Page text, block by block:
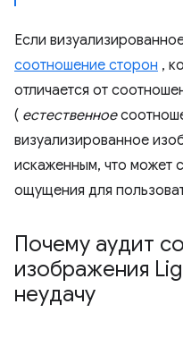
Если
соотношение сторон ,
отличается от
( естественное
визуализированное
искаженным, что может
ощущения для
Почему аудит
изображения
неудачу